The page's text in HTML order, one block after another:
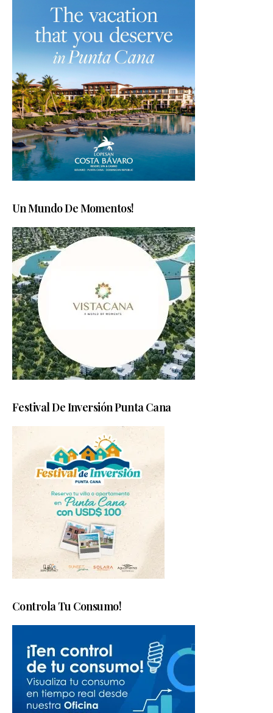
Un Mundo De Momentos!
Festival De Inversión Punta Cana
Controla Tu Consumo!